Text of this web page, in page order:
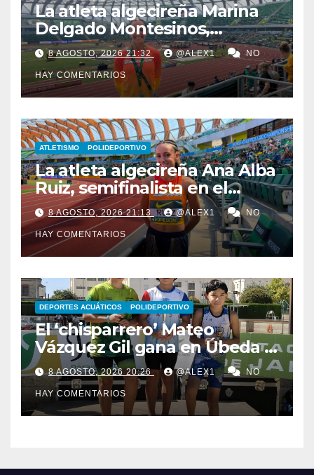
La atleta algecireña Marina
Delgado Montesinos,
finalista con el relevo 4×100
en el Campeonato del
Mundo Sub-20
8 AGOSTO, 2026 21:32 @ALEX1 NO
HAY COMENTARIOS
ATLETISMO POLIDEPORTIVO
La atleta algecireña Ana Alba
Ruiz, semifinalista en el
Mundial Sub-20 con el relevo
4×400 femenino
8 AGOSTO, 2026 21:13 @ALEX1 NO
HAY COMENTARIOS
DEPORTES ACUÁTICOS POLIDEPORTIVO
El ‘chisparrero’ Mateo
Vázquez Gil gana en Úbeda y
se proclama subcampeón de
Andalucía de acuatlón
8 AGOSTO, 2026 20:26 @ALEX1 NO
HAY COMENTARIOS